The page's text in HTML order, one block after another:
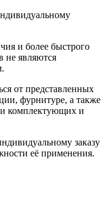
и более быстрого
не являются
от представленных
фурнитуре, а также
комплектующих и
заказу
её применения.